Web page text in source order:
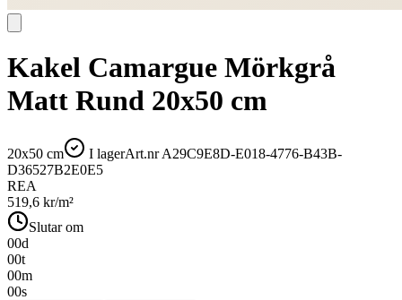
Kakel Camargue Mörkgrå
Matt Rund 20x50 cm
20x50 cm I lagerArt.nrA29C9E8D-E018-4776-B43B-
D36527B2E0E5
REA
519,6 kr/m²
Slutar om
00d
00t
00m
00s